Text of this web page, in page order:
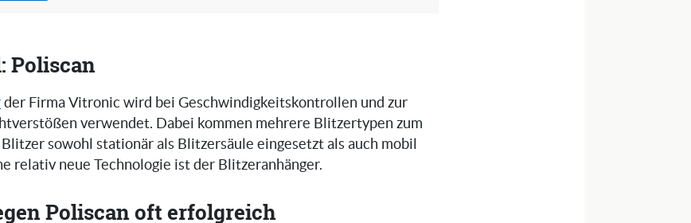
Poliscan
der Firma Vitronic wird bei Geschwindigkeitskontrollen und zur
verwendet. Dabei kommen mehrere Blitzertypen zum
sowohl stationär als Blitzersäule eingesetzt als auch mobil
relativ neue Technologie ist der Blitzeranhänger.
Poliscan oft erfolgreich